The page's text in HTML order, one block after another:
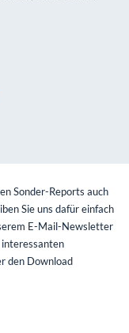
Sonder-Reports auch
Sie uns dafür einfach
E-Mail-Newsletter
den Download